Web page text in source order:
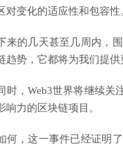
对变化的适应性和包容性
来的几天甚至几周内，
趋势，它都将为我们提供
时，Web3世界将继续关
响力的区块链项目。
何，这一事件已经证明